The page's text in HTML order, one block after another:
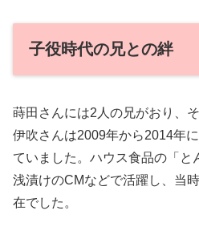
子役時代の兄との絆
蒔田さんには2人の兄がおり、
伊吹さんは2009年から2014年
ていました。ハウス食品の「と
浅漬けのCMなどで活躍し、当
在でした。